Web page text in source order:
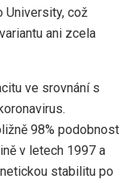
University, což
ani zcela
ve srovnání s
98% podobnost
v letech 1997 a
stabilitu po